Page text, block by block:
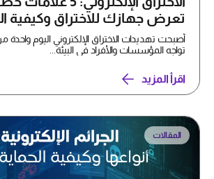
تعرض جهازك للاختراق وكيفية
أصبحت تهديدات الاختراق الإلكتروني اليوم واحدة
تواجه المؤسسات والأفراد في البيئة...
اقرأ المزيد
المقالات